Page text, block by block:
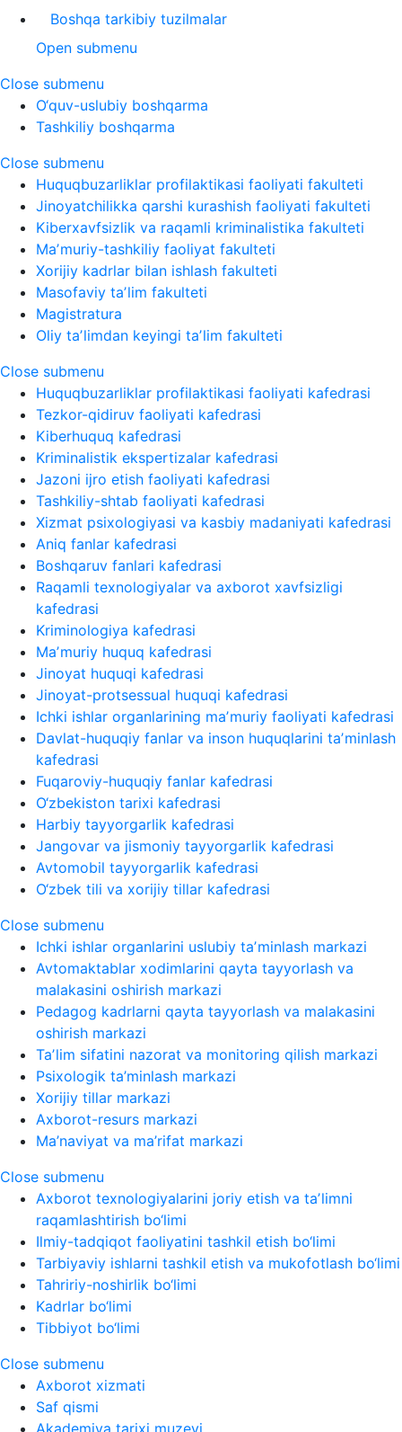
Boshqa tarkibiy tuzilmalar
Open submenu
Close submenu
O‘quv-uslubiy boshqarma
Tashkiliy boshqarma
Close submenu
Huquqbuzarliklar profilaktikasi faoliyati fakulteti
Jinoyatchilikka qarshi kurashish faoliyati fakulteti
Kiberxavfsizlik va raqamli kriminalistika fakulteti
Maʼmuriy-tashkiliy faoliyat fakulteti
Xorijiy kadrlar bilan ishlash fakulteti
Masofaviy taʼlim fakulteti
Magistratura
Oliy taʼlimdan keyingi taʼlim fakulteti
Close submenu
Huquqbuzarliklar profilaktikasi faoliyati kafedrasi
Tezkor-qidiruv faoliyati kafedrasi
Kiberhuquq kafedrasi
Kriminalistik ekspertizalar kafedrasi
Jazoni ijro etish faoliyati kafedrasi
Tashkiliy-shtab faoliyati kafedrasi
Xizmat psixologiyasi va kasbiy madaniyati kafedrasi
Aniq fanlar kafedrasi
Boshqaruv fanlari kafedrasi
Raqamli texnologiyalar va axborot xavfsizligi
kafedrasi
Kriminologiya kafedrasi
Maʼmuriy huquq kafedrasi
Jinoyat huquqi kafedrasi
Jinoyat-protsessual huquqi kafedrasi
Ichki ishlar organlarining maʼmuriy faoliyati kafedrasi
Davlat-huquqiy fanlar va inson huquqlarini taʼminlash
kafedrasi
Fuqaroviy-huquqiy fanlar kafedrasi
O‘zbekiston tarixi kafedrasi
Harbiy tayyorgarlik kafedrasi
Jangovar va jismoniy tayyorgarlik kafedrasi
Avtomobil tayyorgarlik kafedrasi
O‘zbek tili va xorijiy tillar kafedrasi
Close submenu
Ichki ishlar organlarini uslubiy taʼminlash markazi
Avtomaktablar xodimlarini qayta tayyorlash va
malakasini oshirish markazi
Pedagog kadrlarni qayta tayyorlash va malakasini
oshirish markazi
Taʼlim sifatini nazorat va monitoring qilish markazi
Psixologik ta’minlash markazi
Xorijiy tillar markazi
Axborot-resurs markazi
Ma’naviyat va ma’rifat markazi
Close submenu
Axborot texnologiyalarini joriy etish va taʼlimni
raqamlashtirish bo‘limi
Ilmiy-tadqiqot faoliyatini tashkil etish bo‘limi
Tarbiyaviy ishlarni tashkil etish va mukofotlash bo‘limi
Tahririy-noshirlik bo‘limi
Kadrlar bo‘limi
Tibbiyot bo‘limi
Close submenu
Axborot xizmati
Saf qismi
Akademiya tarixi muzeyi